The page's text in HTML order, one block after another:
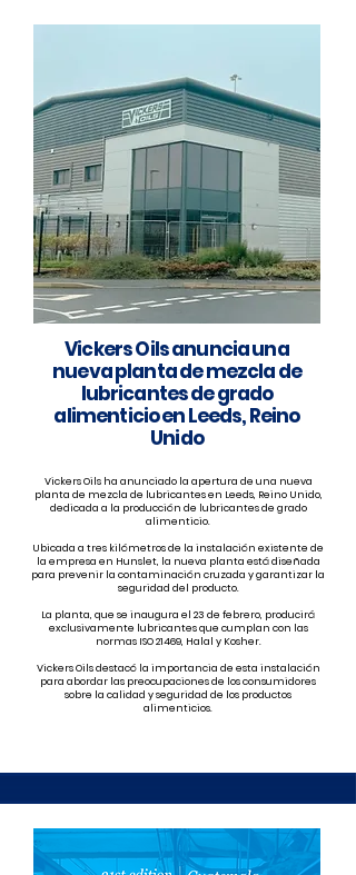
Vickers Oils anuncia una
nueva planta de mezcla de
lubricantes de grado
alimenticio en Leeds, Reino
Unido
Vickers Oils ha anunciado la apertura de una nueva
planta de mezcla de lubricantes en Leeds, Reino Unido,
dedicada a la producción de lubricantes de grado
alimenticio.
Ubicada a tres kilómetros de la instalación existente de
la empresa en Hunslet, la nueva planta está diseñada
para prevenir la contaminación cruzada y garantizar la
seguridad del producto.
La planta, que se inaugura el 23 de febrero, producirá
exclusivamente lubricantes que cumplan con las
normas ISO 21469, Halal y Kosher.
Vickers Oils destacó la importancia de esta instalación
para abordar las preocupaciones de los consumidores
sobre la calidad y seguridad de los productos
alimenticios.